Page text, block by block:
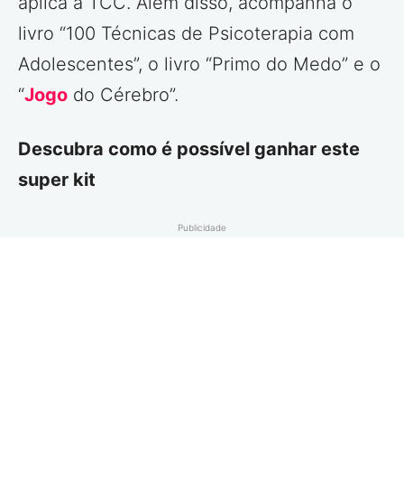
livro “100 Técnicas de Psicoterapia com
Adolescentes”, o livro “Primo do Medo” e o
“Jogo do Cérebro”.
Descubra como é possível ganhar este
super kit
Publicidade